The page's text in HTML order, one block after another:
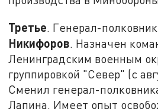
Третье. Генерал-полковник
Никифоров. Назначен
Ленинградским военным
группировкой "Север" (с
Сменил генерал-
Лапина. Имеет опыт